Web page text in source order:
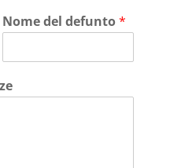
Nome del defunto*